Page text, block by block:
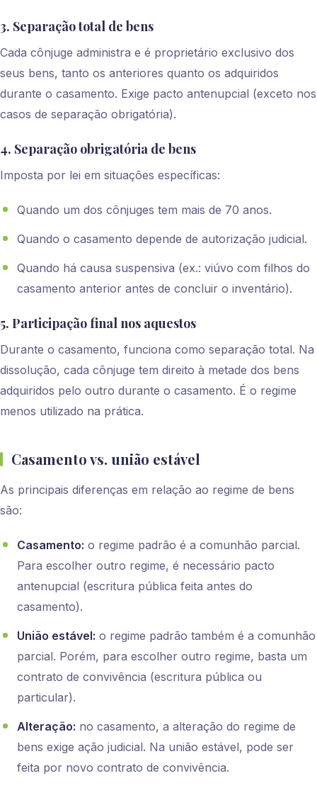
3. Separação total de bens
Cada cônjuge administra e é proprietário exclusivo dos
seus bens, tanto os anteriores quanto os adquiridos
durante o casamento. Exige pacto antenupcial (exceto nos
casos de separação obrigatória).
4. Separação obrigatória de bens
Imposta por lei em situações específicas:
Quando um dos cônjuges tem mais de 70 anos.
Quando o casamento depende de autorização judicial.
Quando há causa suspensiva (ex.: viúvo com filhos do
casamento anterior antes de concluir o inventário).
5. Participação final nos aquestos
Durante o casamento, funciona como separação total. Na
dissolução, cada cônjuge tem direito à metade dos bens
adquiridos pelo outro durante o casamento. É o regime
menos utilizado na prática.
Casamento vs. união estável
As principais diferenças em relação ao regime de bens
são:
Casamento: o regime padrão é a comunhão parcial.
Para escolher outro regime, é necessário pacto
antenupcial (escritura pública feita antes do
casamento).
União estável: o regime padrão também é a comunhão
parcial. Porém, para escolher outro regime, basta um
contrato de convivência (escritura pública ou
particular).
Alteração: no casamento, a alteração do regime de
bens exige ação judicial. Na união estável, pode ser
feita por novo contrato de convivência.